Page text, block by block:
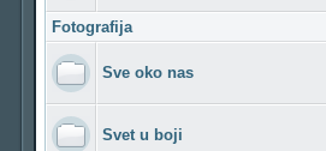
Fotografija
Sve oko nas
Svet u boji